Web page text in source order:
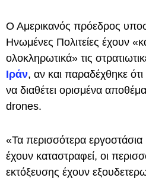
Ο Αμερικανός πρόεδρος
Ηνωμένες Πολιτείες έχουν
ολοκληρωτικά» τις
Ιράν, αν και παραδέχθηκε
να διαθέτει ορισμένα
drones.
«Τα περισσότερα
έχουν καταστραφεί, οι
εκτόξευσης έχουν